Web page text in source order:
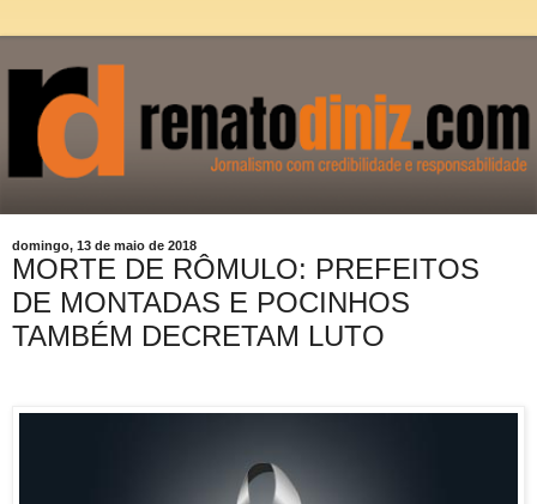
domingo, 13 de maio de 2018
MORTE DE RÔMULO: PREFEITOS
DE MONTADAS E POCINHOS
TAMBÉM DECRETAM LUTO